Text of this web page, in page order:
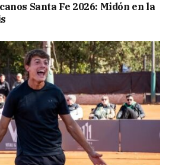
Santa Fe 2026: Midón en la